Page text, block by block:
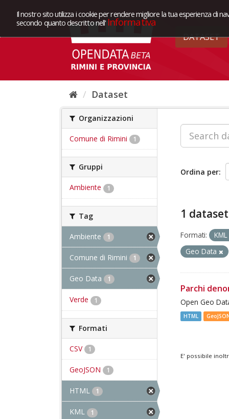
Il nostro sito utilizza i cookie per rendere migliore la tua esperienza di
secondo quanto descritto nell' Informativa
DATASET
Dataset
Organizzazioni
Comune di Rimini 1
Gruppi
Ambiente 1
Tag
Ambiente 1
Comune di Rimini 1
Geo Data 1
Verde 1
Formati
CSV 1
GeoJSON 1
HTML 1
KML 1
Ordina per
1
Formati:
KML
Geo Data
Parchi
Open Geo
HTML
E' possibile